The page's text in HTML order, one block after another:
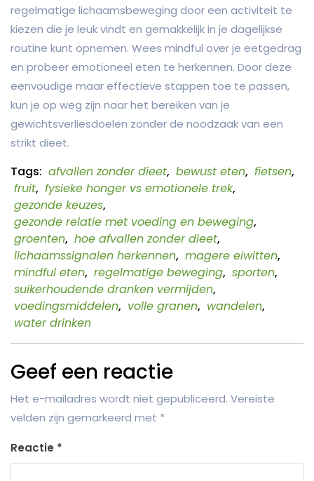
regelmatige lichaamsbeweging door een activiteit te
kiezen die je leuk vindt en gemakkelijk in je dagelijkse
routine kunt opnemen. Wees mindful over je eetgedrag
en probeer emotioneel eten te herkennen. Door deze
eenvoudige maar effectieve stappen toe te passen,
kun je op weg zijn naar het bereiken van je
gewichtsverliesdoelen zonder de noodzaak van een
strikt dieet.
Tags: afvallen zonder dieet, bewust eten, fietsen,
fruit, fysieke honger vs emotionele trek,
gezonde keuzes,
gezonde relatie met voeding en beweging,
groenten, hoe afvallen zonder dieet,
lichaamssignalen herkennen, magere eiwitten,
mindful eten, regelmatige beweging, sporten,
suikerhoudende dranken vermijden,
voedingsmiddelen, volle granen, wandelen,
water drinken
Geef een reactie
Het e-mailadres wordt niet gepubliceerd. Vereiste
velden zijn gemarkeerd met *
Reactie *